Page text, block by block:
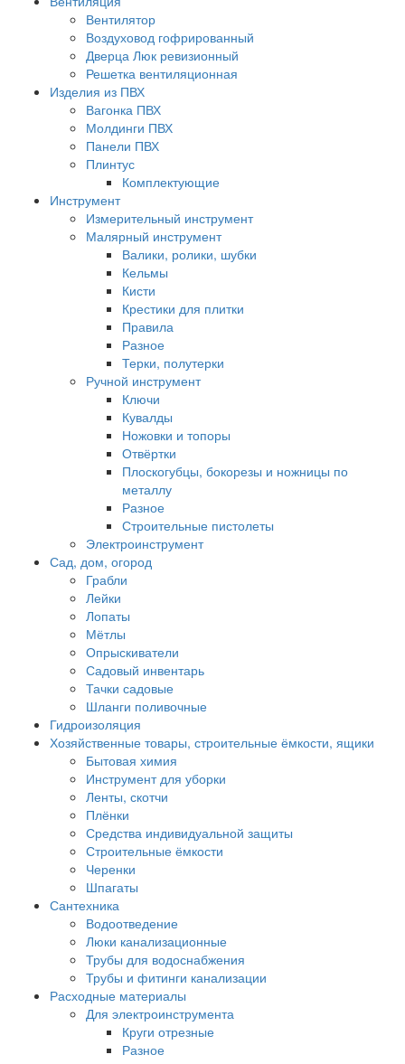
Вентилятор
Воздуховод гофрированный
Дверца Люк ревизионный
Решетка вентиляционная
Изделия из ПВХ
Вагонка ПВХ
Молдинги ПВХ
Панели ПВХ
Плинтус
Комплектующие
Инструмент
Измерительный инструмент
Малярный инструмент
Валики, ролики, шубки
Кельмы
Кисти
Крестики для плитки
Правила
Разное
Терки, полутерки
Ручной инструмент
Ключи
Кувалды
Ножовки и топоры
Отвёртки
Плоскогубцы, бокорезы и ножницы по
металлу
Разное
Строительные пистолеты
Электроинструмент
Сад, дом, огород
Грабли
Лейки
Лопаты
Мётлы
Опрыскиватели
Садовый инвентарь
Тачки садовые
Шланги поливочные
Гидроизоляция
Хозяйственные товары, строительные ёмкости, ящики
Бытовая химия
Инструмент для уборки
Ленты, скотчи
Плёнки
Средства индивидуальной защиты
Строительные ёмкости
Черенки
Шпагаты
Сантехника
Водоотведение
Люки канализационные
Трубы для водоснабжения
Трубы и фитинги канализации
Расходные материалы
Для электроинструмента
Круги отрезные
Разное